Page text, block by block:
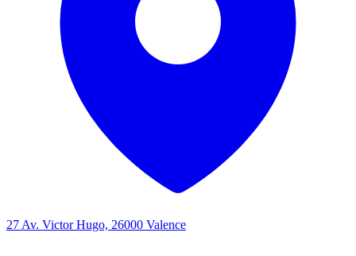
27 Av. Victor Hugo, 26000 Valence